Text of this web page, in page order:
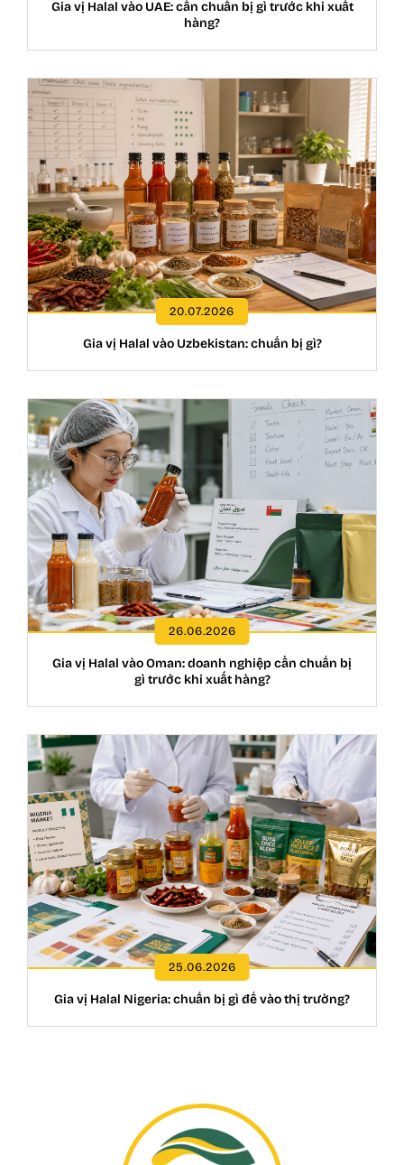
Gia vị Halal vào UAE: cần chuẩn bị gì trước khi xuất
hàng?
20.07.2026
Gia vị Halal vào Uzbekistan: chuẩn bị gì?
26.06.2026
Gia vị Halal vào Oman: doanh nghiệp cần chuẩn bị
gì trước khi xuất hàng?
25.06.2026
Gia vị Halal Nigeria: chuẩn bị gì để vào thị trường?